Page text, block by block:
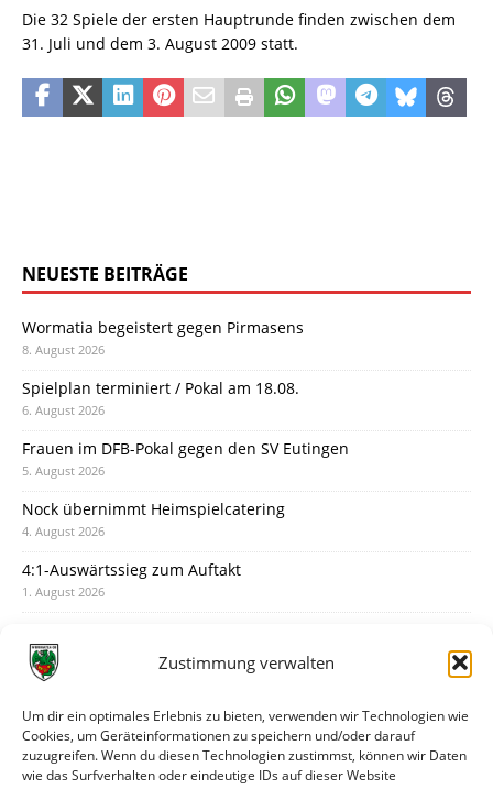
Zustimmung verwalten
Um dir ein optimales Erlebnis zu bieten, verwenden wir Technologien wie
Cookies, um Geräteinformationen zu speichern und/oder darauf
zuzugreifen. Wenn du diesen Technologien zustimmst, können wir Daten
wie das Surfverhalten oder eindeutige IDs auf dieser Website
Die 32 Spiele der ersten Hauptrunde finden zwischen dem
31. Juli und dem 3. August 2009 statt.
NEUESTE BEITRÄGE
Wormatia begeistert gegen Pirmasens
8. August 2026
Spielplan terminiert / Pokal am 18.08.
6. August 2026
Frauen im DFB-Pokal gegen den SV Eutingen
5. August 2026
Nock übernimmt Heimspielcatering
4. August 2026
4:1-Auswärtssieg zum Auftakt
1. August 2026
31. Juli 2026
30. Juli 2026
Deine Spielminute: 89+1
28. Juli 2026